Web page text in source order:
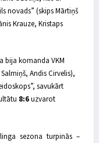
novads” (skips Mārtiņš
Krauze, Kristaps
bija komanda VKM
Andis Cirvelis),
savukārt
8:6uzvarot
sezona turpinās –